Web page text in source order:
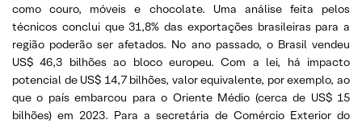
como couro, móveis e chocolate. Uma análise feita pelos
técnicos conclui que 31,8% das exportações brasileiras para a
região poderão ser afetados. No ano passado, o Brasil vendeu
US$ 46,3 bilhões ao bloco europeu. Com a lei, há impacto
potencial de US$ 14,7 bilhões, valor equivalente, por exemplo, ao
que o país embarcou para o Oriente Médio (cerca de US$ 15
bilhões) em 2023. Para a secretária de Comércio Exterior do